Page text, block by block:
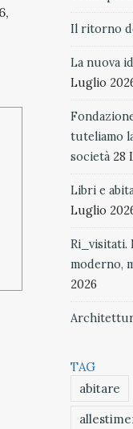
Il ritorno
La nuova
Luglio
tuteliamo
società 28
Libri e
Luglio
Ri_visitati.
moderno,
2026
TAG
abitare